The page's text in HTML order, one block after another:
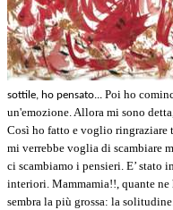
sottile, ho pensato... Poi ho
un'emozione. Allora mi sono
Così ho fatto e voglio ringraziare
mi verrebbe voglia di scambiare
ci scambiamo i pensieri. E’ stato
interiori. Mammamia!!, quante
sembra la più grossa: la